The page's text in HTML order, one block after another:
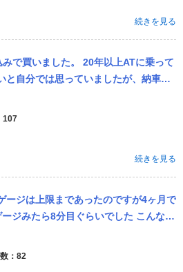
続きを見る
で買いました。 20年以上ATに乗って
と自分では思っていましたが、納車し
いので毎日乗ってるわけではありませ
107
続きを見る
ージは上限まであったのですが4ヶ月で
ジみたら8分目ぐらいでした こんなに
ちのMAZDA2です
： 82